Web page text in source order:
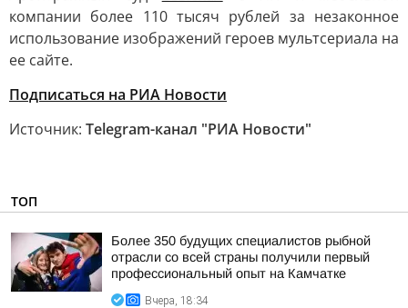
компании более 110 тысяч рублей за незаконное
использование изображений героев мультсериала на
ее сайте.
Подписаться на РИА Новости
Источник: Telegram-канал "РИА Новости"
ТОП
Более 350 будущих специалистов рыбной
отрасли со всей страны получили первый
профессиональный опыт на Камчатке
Вчера, 18:34